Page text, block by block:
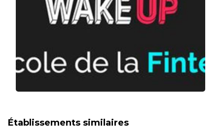
Établissements similaires